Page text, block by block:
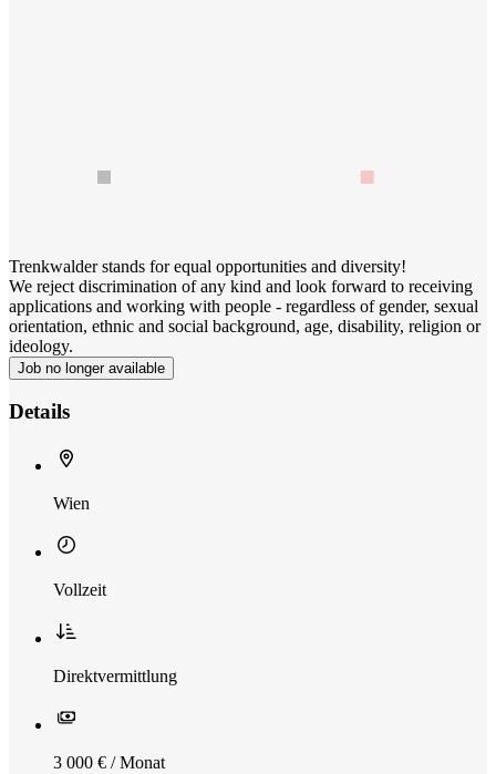
Trenkwalder stands for equal opportunities and diversity!
We reject discrimination of any kind and look forward to receiving
applications and working with people - regardless of gender, sexual
orientation, ethnic and social background, age, disability, religion or
ideology.
Job no longer available
Details
Wien
Vollzeit
Direktvermittlung
3 000 € / Monat